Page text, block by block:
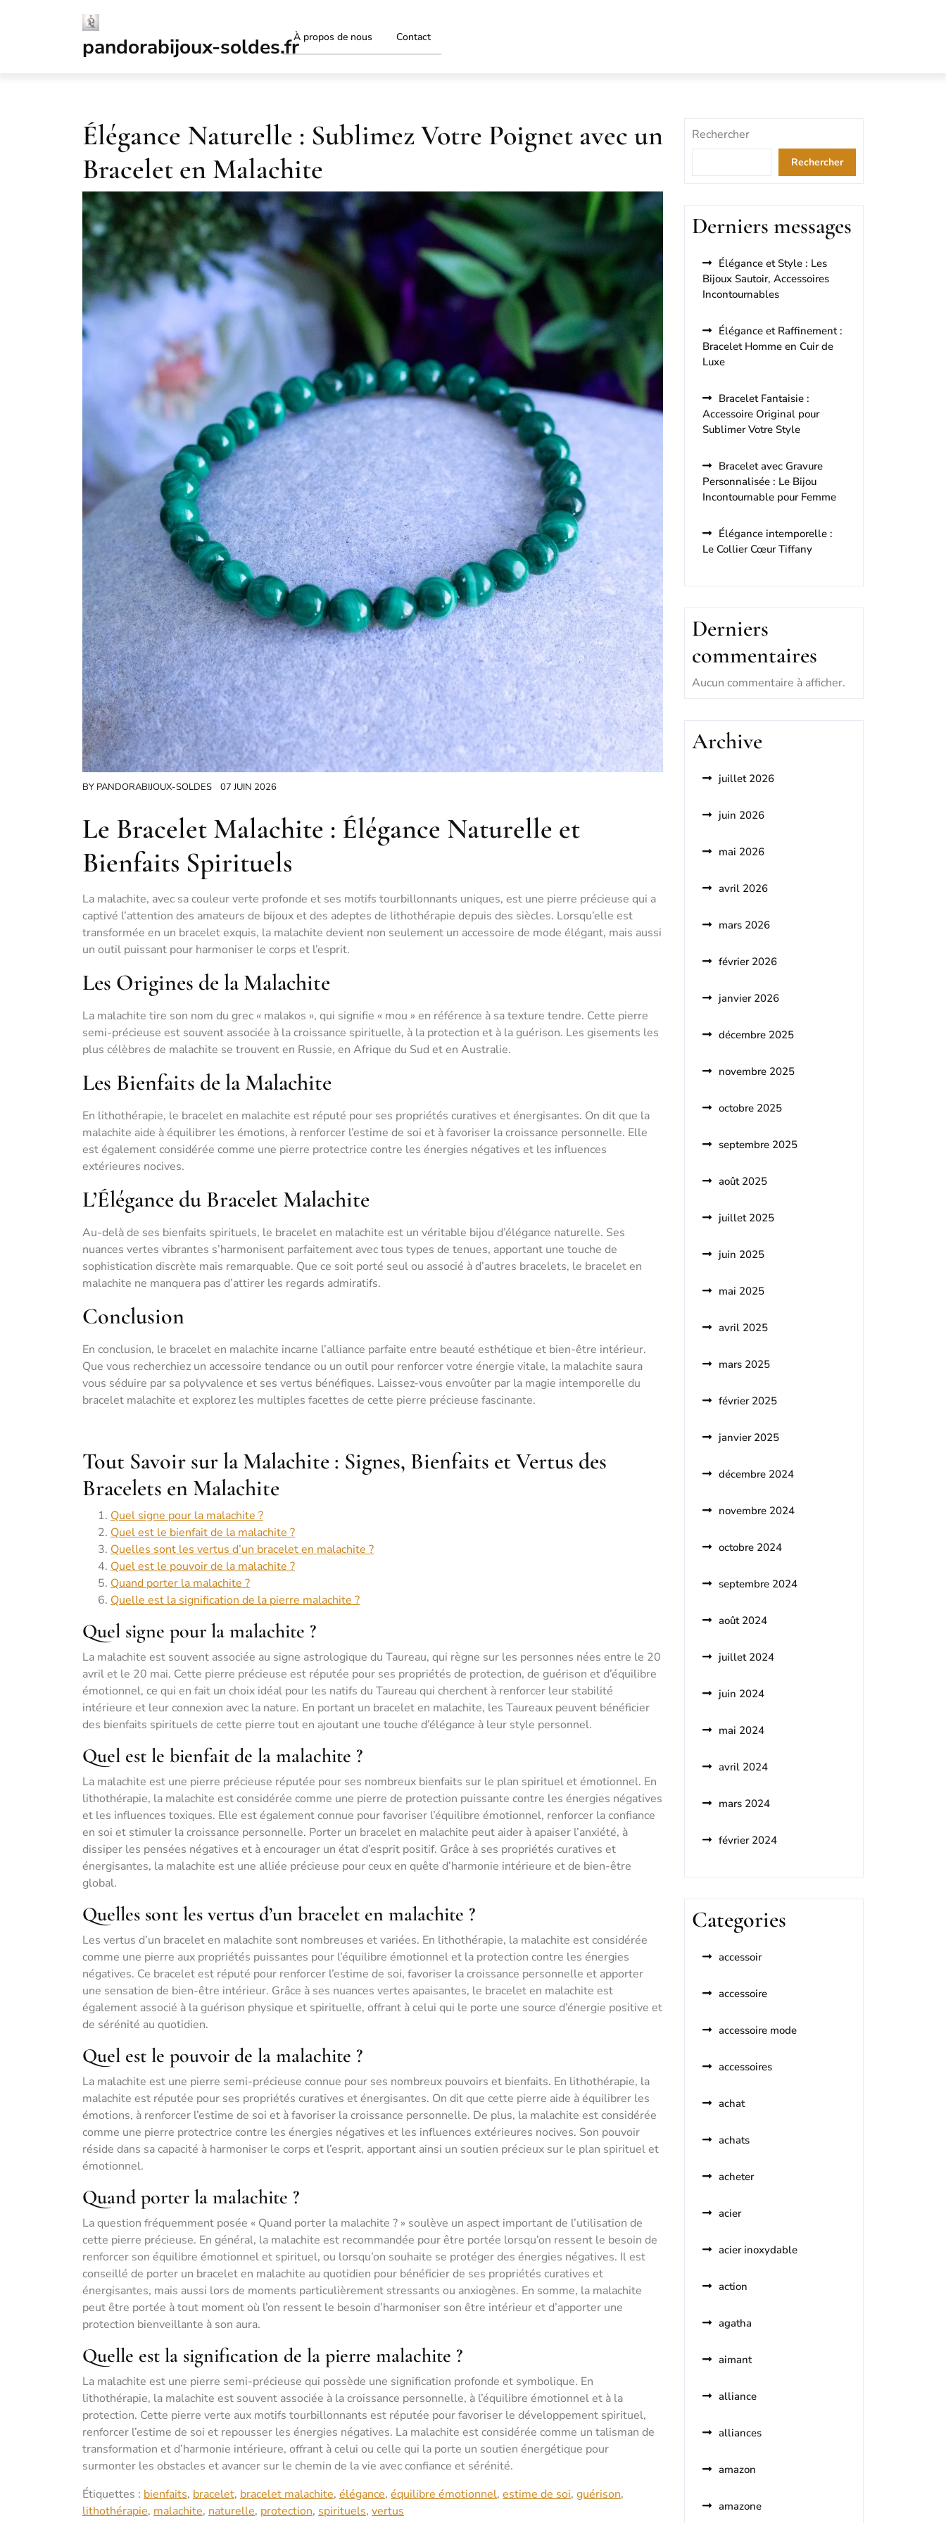
pandorabijoux-soldes.frÀ propos de nous Contact
Élégance Naturelle : Sublimez Votre Poignet avec un
Bracelet en Malachite
BY PANDORABIJOUX-SOLDES 07 JUIN 2026
Le Bracelet Malachite : Élégance Naturelle et
Bienfaits Spirituels
La malachite, avec sa couleur verte profonde et ses motifs tourbillonnants uniques, est une pierre précieuse qui a
captivé l’attention des amateurs de bijoux et des adeptes de lithothérapie depuis des siècles. Lorsqu’elle est
transformée en un bracelet exquis, la malachite devient non seulement un accessoire de mode élégant, mais aussi
un outil puissant pour harmoniser le corps et l’esprit.
Les Origines de la Malachite
La malachite tire son nom du grec « malakos », qui signifie « mou » en référence à sa texture tendre. Cette pierre
semi-précieuse est souvent associée à la croissance spirituelle, à la protection et à la guérison. Les gisements les
plus célèbres de malachite se trouvent en Russie, en Afrique du Sud et en Australie.
Les Bienfaits de la Malachite
En lithothérapie, le bracelet en malachite est réputé pour ses propriétés curatives et énergisantes. On dit que la
malachite aide à équilibrer les émotions, à renforcer l’estime de soi et à favoriser la croissance personnelle. Elle
est également considérée comme une pierre protectrice contre les énergies négatives et les influences
extérieures nocives.
L’Élégance du Bracelet Malachite
Au-delà de ses bienfaits spirituels, le bracelet en malachite est un véritable bijou d’élégance naturelle. Ses
nuances vertes vibrantes s’harmonisent parfaitement avec tous types de tenues, apportant une touche de
sophistication discrète mais remarquable. Que ce soit porté seul ou associé à d’autres bracelets, le bracelet en
malachite ne manquera pas d’attirer les regards admiratifs.
Conclusion
En conclusion, le bracelet en malachite incarne l’alliance parfaite entre beauté esthétique et bien-être intérieur.
Que vous recherchiez un accessoire tendance ou un outil pour renforcer votre énergie vitale, la malachite saura
vous séduire par sa polyvalence et ses vertus bénéfiques. Laissez-vous envoûter par la magie intemporelle du
bracelet malachite et explorez les multiples facettes de cette pierre précieuse fascinante.
Tout Savoir sur la Malachite : Signes, Bienfaits et Vertus des
Bracelets en Malachite
Quel signe pour la malachite ?
Quel est le bienfait de la malachite ?
Quelles sont les vertus d’un bracelet en malachite ?
Quel est le pouvoir de la malachite ?
Quand porter la malachite ?
Quelle est la signification de la pierre malachite ?
Quel signe pour la malachite ?
La malachite est souvent associée au signe astrologique du Taureau, qui règne sur les personnes nées entre le 20
avril et le 20 mai. Cette pierre précieuse est réputée pour ses propriétés de protection, de guérison et d’équilibre
émotionnel, ce qui en fait un choix idéal pour les natifs du Taureau qui cherchent à renforcer leur stabilité
intérieure et leur connexion avec la nature. En portant un bracelet en malachite, les Taureaux peuvent bénéficier
des bienfaits spirituels de cette pierre tout en ajoutant une touche d’élégance à leur style personnel.
Quel est le bienfait de la malachite ?
La malachite est une pierre précieuse réputée pour ses nombreux bienfaits sur le plan spirituel et émotionnel. En
lithothérapie, la malachite est considérée comme une pierre de protection puissante contre les énergies négatives
et les influences toxiques. Elle est également connue pour favoriser l’équilibre émotionnel, renforcer la confiance
en soi et stimuler la croissance personnelle. Porter un bracelet en malachite peut aider à apaiser l’anxiété, à
dissiper les pensées négatives et à encourager un état d’esprit positif. Grâce à ses propriétés curatives et
énergisantes, la malachite est une alliée précieuse pour ceux en quête d’harmonie intérieure et de bien-être
global.
Quelles sont les vertus d’un bracelet en malachite ?
Les vertus d’un bracelet en malachite sont nombreuses et variées. En lithothérapie, la malachite est considérée
comme une pierre aux propriétés puissantes pour l’équilibre émotionnel et la protection contre les énergies
négatives. Ce bracelet est réputé pour renforcer l’estime de soi, favoriser la croissance personnelle et apporter
une sensation de bien-être intérieur. Grâce à ses nuances vertes apaisantes, le bracelet en malachite est
également associé à la guérison physique et spirituelle, offrant à celui qui le porte une source d’énergie positive et
de sérénité au quotidien.
Quel est le pouvoir de la malachite ?
La malachite est une pierre semi-précieuse connue pour ses nombreux pouvoirs et bienfaits. En lithothérapie, la
malachite est réputée pour ses propriétés curatives et énergisantes. On dit que cette pierre aide à équilibrer les
émotions, à renforcer l’estime de soi et à favoriser la croissance personnelle. De plus, la malachite est considérée
comme une pierre protectrice contre les énergies négatives et les influences extérieures nocives. Son pouvoir
réside dans sa capacité à harmoniser le corps et l’esprit, apportant ainsi un soutien précieux sur le plan spirituel et
émotionnel.
Quand porter la malachite ?
La question fréquemment posée « Quand porter la malachite ? » soulève un aspect important de l’utilisation de
cette pierre précieuse. En général, la malachite est recommandée pour être portée lorsqu’on ressent le besoin de
renforcer son équilibre émotionnel et spirituel, ou lorsqu’on souhaite se protéger des énergies négatives. Il est
conseillé de porter un bracelet en malachite au quotidien pour bénéficier de ses propriétés curatives et
énergisantes, mais aussi lors de moments particulièrement stressants ou anxiogènes. En somme, la malachite
peut être portée à tout moment où l’on ressent le besoin d’harmoniser son être intérieur et d’apporter une
protection bienveillante à son aura.
Quelle est la signification de la pierre malachite ?
La malachite est une pierre semi-précieuse qui possède une signification profonde et symbolique. En
lithothérapie, la malachite est souvent associée à la croissance personnelle, à l’équilibre émotionnel et à la
protection. Cette pierre verte aux motifs tourbillonnants est réputée pour favoriser le développement spirituel,
renforcer l’estime de soi et repousser les énergies négatives. La malachite est considérée comme un talisman de
transformation et d’harmonie intérieure, offrant à celui ou celle qui la porte un soutien énergétique pour
surmonter les obstacles et avancer sur le chemin de la vie avec confiance et sérénité.
Étiquettes : bienfaits, bracelet, bracelet malachite, élégance, équilibre émotionnel, estime de soi, guérison,
lithothérapie, malachite, naturelle, protection, spirituels, vertus
Rechercher
Rechercher
Derniers messages
Élégance et Style : Les
Bijoux Sautoir, Accessoires
Incontournables
Élégance et Raffinement :
Bracelet Homme en Cuir de
Luxe
Bracelet Fantaisie :
Accessoire Original pour
Sublimer Votre Style
Bracelet avec Gravure
Personnalisée : Le Bijou
Incontournable pour Femme
Élégance intemporelle :
Le Collier Cœur Tiffany
Derniers
commentaires
Aucun commentaire à afficher.
Archive
juillet 2026
juin 2026
mai 2026
avril 2026
mars 2026
février 2026
janvier 2026
décembre 2025
novembre 2025
octobre 2025
septembre 2025
août 2025
juillet 2025
juin 2025
mai 2025
avril 2025
mars 2025
février 2025
janvier 2025
décembre 2024
novembre 2024
octobre 2024
septembre 2024
août 2024
juillet 2024
juin 2024
mai 2024
avril 2024
mars 2024
février 2024
Categories
accessoir
accessoire
accessoire mode
accessoires
achat
achats
acheter
acier
acier inoxydable
action
agatha
aimant
alliance
alliances
amazon
amazone